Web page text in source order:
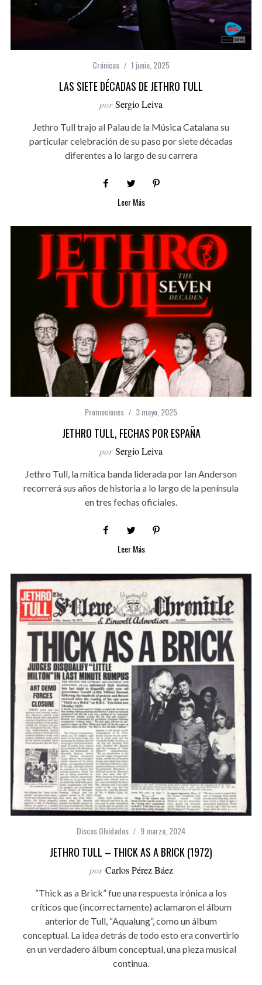
Crónicas 1 junio, 2025
LAS SIETE DÉCADAS DE JETHRO TULL
por Sergio Leiva
Jethro Tull trajo al Palau de la Música Catalana su
particular celebración de su paso por siete décadas
diferentes a lo largo de su carrera
Leer Más
Promociones 3 mayo, 2025
JETHRO TULL, FECHAS POR ESPAÑA
por Sergio Leiva
Jethro Tull, la mítica banda liderada por Ian Anderson
recorrerá sus años de historia a lo largo de la península
en tres fechas oficiales.
Leer Más
Discos Olvidados 9 marzo, 2024
JETHRO TULL – THICK AS A BRICK (1972)
por Carlos Pérez Báez
“Thick as a Brick” fue una respuesta irónica a los
críticos que (incorrectamente) aclamaron el álbum
anterior de Tull, “Aqualung”, como un álbum
conceptual. La idea detrás de todo esto era convertirlo
en un verdadero álbum conceptual, una pieza musical
continua.